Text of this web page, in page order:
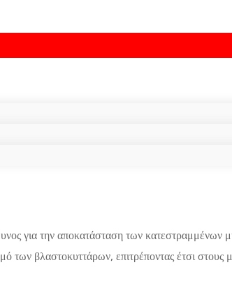
για την αποκατάσταση των κατεστραμμένων
βλαστοκυττάρων, επιτρέποντας έτσι στους